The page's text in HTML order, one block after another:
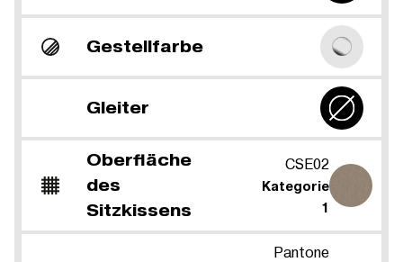
Gestellfarbe
Gleiter
Oberfläche
des
Sitzkissens
CSE02
Kategorie
1
Pantone